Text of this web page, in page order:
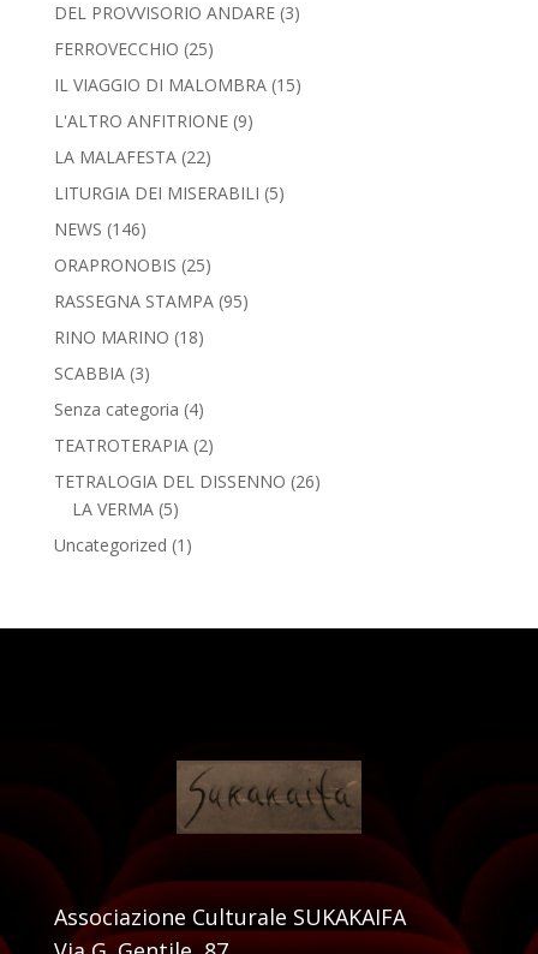
DEL PROVVISORIO ANDARE(3)
FERROVECCHIO (25)
IL VIAGGIO DI MALOMBRA(15)
L'ALTRO ANFITRIONE(9)
LA MALAFESTA(22)
LITURGIA DEI MISERABILI (5)
NEWS (146)
ORAPRONOBIS (25)
RASSEGNA STAMPA(95)
RINO MARINO (18)
SCABBIA(3)
Senza categoria (4)
TEATROTERAPIA(2)
TETRALOGIA DEL DISSENNO (26)
LA VERMA(5)
Uncategorized (1)
Associazione Culturale SUKAKAIFA